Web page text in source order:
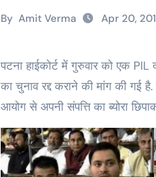
By Amit Verma Apr 20,
पटना हाईकोर्ट में गुरुवार को एक PIL दर्ज किया गया है. इसमें बिहार के डिप्टी सीएम तेजस्वी यादव और स्वास्थ्य मंत्री तेजप्रताप
का चुनाव रद्द कराने की मांग की गई
आयोग से अपनी संपत्ति का ब्योरा